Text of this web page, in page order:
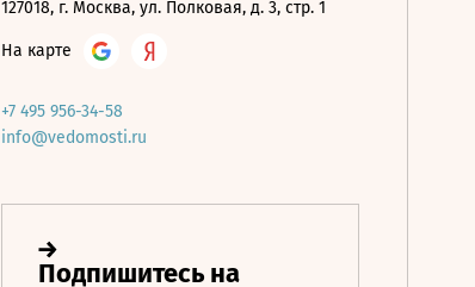
127018, г. Москва, ул. Полковая, д. 3, стр. 1
На карте
+7 495 956-34-58
info@vedomosti.ru